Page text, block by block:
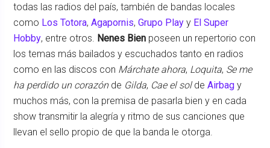
todas las radios del país, también de bandas locales
como Los Totora,Agapornis,Grupo Play y El Super
Hobby, entre otros. Nenes Bien poseen un repertorio con
los temas más bailados y escuchados tanto en radios
como en las discos con Márchate ahora, Loquita, Se me
ha perdido un corazónde Gilda, Cae el soldeAirbag y
muchos más, con la premisa de pasarla bien y en cada
show transmitir la alegría y ritmo de sus canciones que
llevan el sello propio de que la banda le otorga.